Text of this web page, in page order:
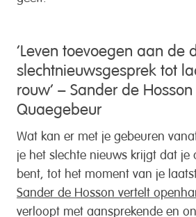
‘Leven toevoegen aan de
slechtnieuwsgesprek tot
rouw’ – Sander de Hosson
Quaegebeur
Wat kan er met je gebeuren
je het slechte nieuws krijgt dat je
bent, tot het moment van je
Sander de Hosson vertelt
verloopt met aansprekende en